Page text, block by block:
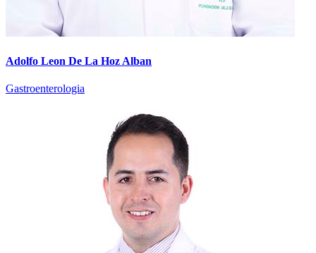
Adolfo Leon De La Hoz Alban
Gastroenterologia